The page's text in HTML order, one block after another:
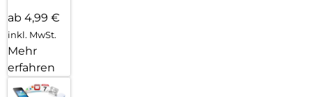
ab 4,99 €
inkl. MwSt.
Mehr
erfahren